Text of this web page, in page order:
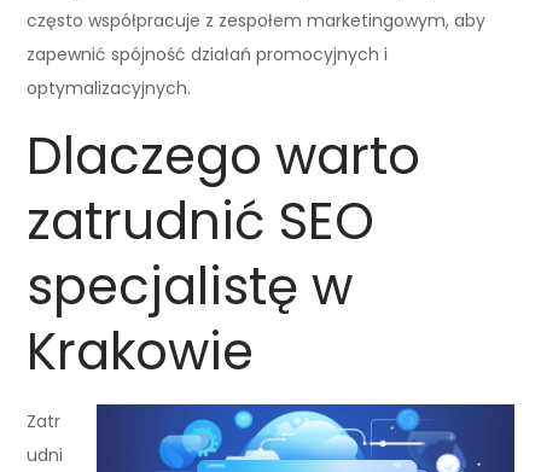
często współpracuje z zespołem marketingowym, aby
zapewnić spójność działań promocyjnych i
optymalizacyjnych.
Dlaczego warto
zatrudnić SEO
specjalistę w
Krakowie
Zatr
udni